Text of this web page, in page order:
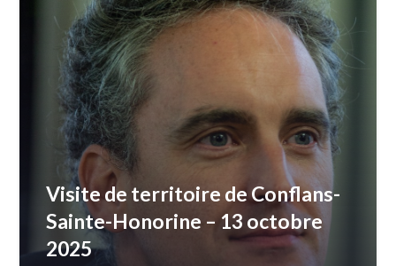
Visite de territoire de Conflans-
Sainte-Honorine – 13 octobre
2025